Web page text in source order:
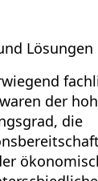
Lösungen
der
die